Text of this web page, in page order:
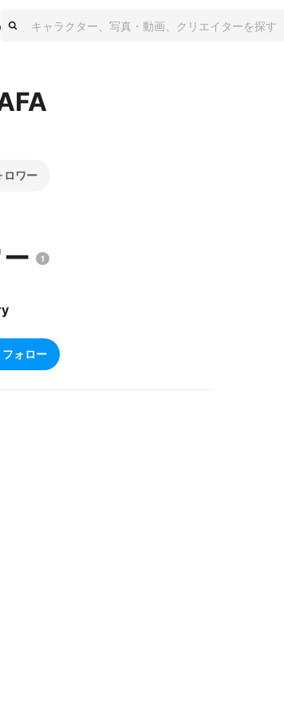
ロワー
1
フォロー